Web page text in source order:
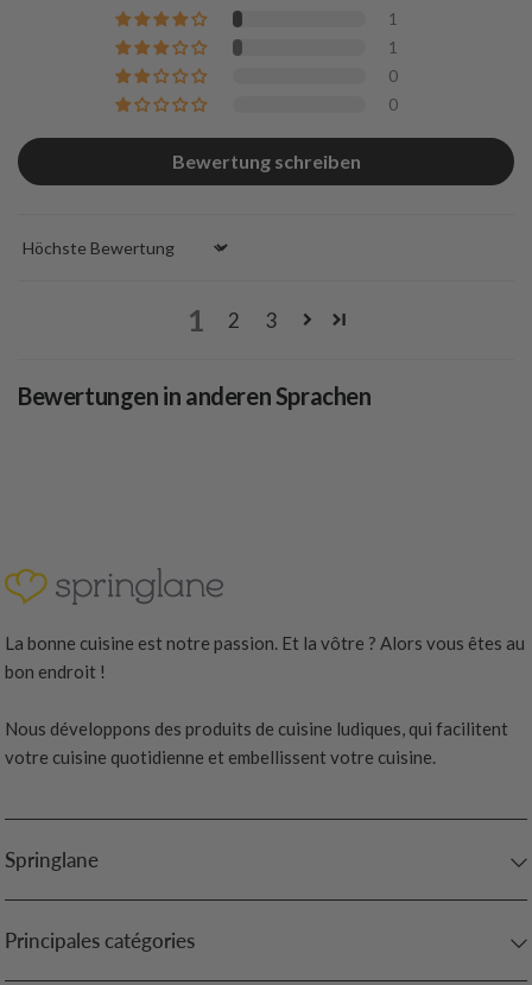
1
1
0
0
Bewertung schreiben
Sort by
1 2 3
Bewertungen in anderen Sprachen
La bonne cuisine est notre passion. Et la vôtre ? Alors vous êtes au
bon endroit !
Nous développons des produits de cuisine ludiques, qui facilitent
votre cuisine quotidienne et embellissent votre cuisine.
Springlane
Principales catégories